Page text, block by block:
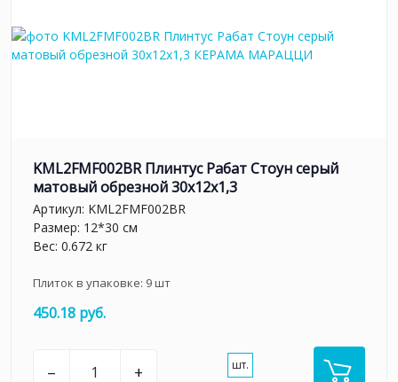
KML2FMF002BR Плинтус Рабат Стоун серый
матовый обрезной 30x12x1,3
Артикул: KML2FMF002BR
Размер: 12*30 см
Вес: 0.672 кг
Плиток в упаковке: 9шт
450.18 руб.
– + шт.